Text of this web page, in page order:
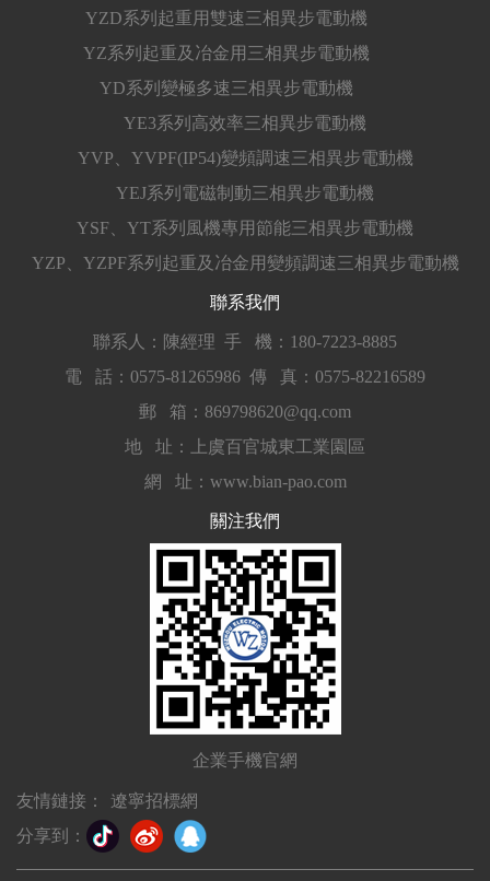
YZD系列起重用雙速三相異步電動機
YZ系列起重及冶金用三相異步電動機
YD系列變極多速三相異步電動機
YE3系列高效率三相異步電動機
YVP、YVPF(IP54)變頻調速三相異步電動機
YEJ系列電磁制動三相異步電動機
YSF、YT系列風機專用節能三相異步電動機
YZP、YZPF系列起重及冶金用變頻調速三相異步電動機
聯系我們
聯系人：陳經理 手 機：180-7223-8885
電 話：0575-81265986 傳 真：0575-82216589
郵 箱：869798620@qq.com
地 址：上虞百官城東工業園區
網 址：www.bian-pao.com
關注我們
企業手機官網
友情鏈接：
遼寧招標網
分享到：